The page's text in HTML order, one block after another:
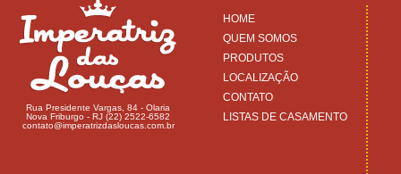
Rua Presidente Vargas, 84 - Olaria
Nova Friburgo - RJ (22) 2522-6582
contato@imperatrizdasloucas.com.br
HOME
QUEM SOMOS
PRODUTOS
LOCALIZAÇÃO
CONTATO
LISTAS DE CASAMENTO